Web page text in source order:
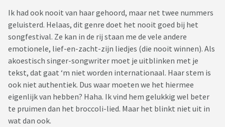
Ik had ook nooit van haar gehoord, maar net twee nummers
geluisterd. Helaas, dit genre doet het nooit goed bij het
songfestival. Ze kan in de rij staan me de vele andere
emotionele, lief-en-zacht-zijn liedjes (die nooit winnen). Als
akoestisch singer-songwriter moet je uitblinken met je
tekst, dat gaat ‘m niet worden internationaal. Haar stem is
ook niet authentiek. Dus waar moeten we het hiermee
eigenlijk van hebben? Haha. Ik vind hem gelukkig wel beter
te pruimen dan het broccoli-lied. Maar het blinkt niet uit in
wat dan ook.